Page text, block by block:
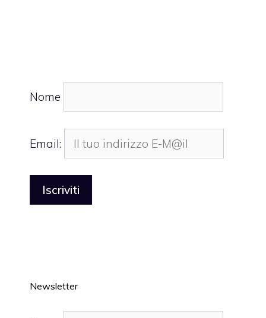
Nome
Email:
Newsletter